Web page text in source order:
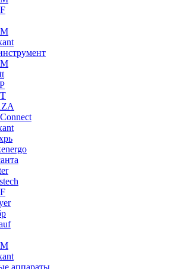
аппараты